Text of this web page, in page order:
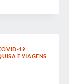
19 |
E VIAGENS